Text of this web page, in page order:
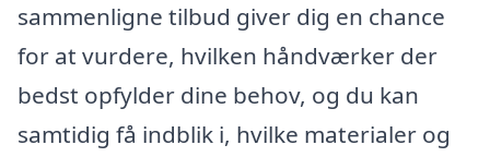
sammenligne tilbud giver dig en chance
for at vurdere, hvilken håndværker der
bedst opfylder dine behov, og du kan
samtidig få indblik i, hvilke materialer og